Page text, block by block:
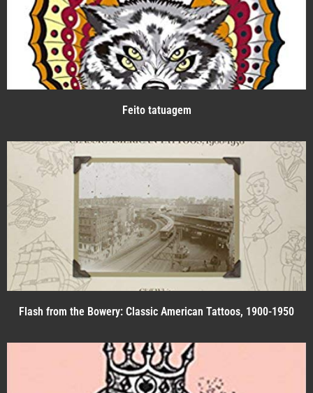
Feito tatuagem
Flash from the Bowery: Classic American Tattoos, 1900-1950